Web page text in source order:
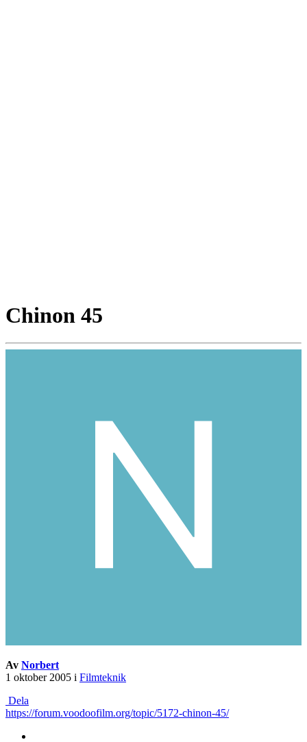
Chinon 45
Av Norbert
1 oktober 2005 i Filmteknik
Dela
https://forum.voodoofilm.org/topic/5172-chinon-45/